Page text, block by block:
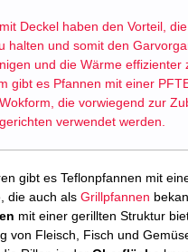
Deckel haben den Vorteil,
halten und somit den
und die Wärme effizienter
gibt es Pfannen mit einer
die vorwiegend zur
verwendet werden.
gibt es Teflonpfannen mit
die auch als Grillpfannen
mit einer gerillten Struktur
von Fleisch, Fisch und